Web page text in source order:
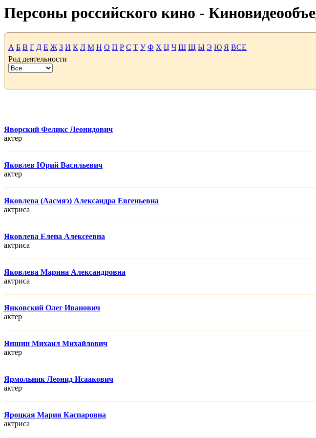
Персоны российского кино -
А Б В Г Д Е Ж З И К Л М Н О П Р С Т У Ф Х Ц Ч Ш Щ Ы Э Ю Я ВСЕ
Род деятельности
Яворский Феликс Леонидович
актер
Яковлев Юрий Васильевич
актер
Яковлева (Аасмяэ) Александра Евгеньевна
актриса
Яковлева Елена Алексеевна
актриса
Яковлева Марина Александровна
актриса
Янковский Олег Иванович
актер
Яншин Михаил Михайлович
актер
Ярмольник Леонид Исаакович
актер
Яроцкая Мария Каспаровна
актриса